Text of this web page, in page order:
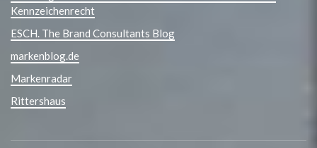
Kennzeichenrecht
ESCH. The Brand Consultants Blog
markenblog.de
Markenradar
Rittershaus